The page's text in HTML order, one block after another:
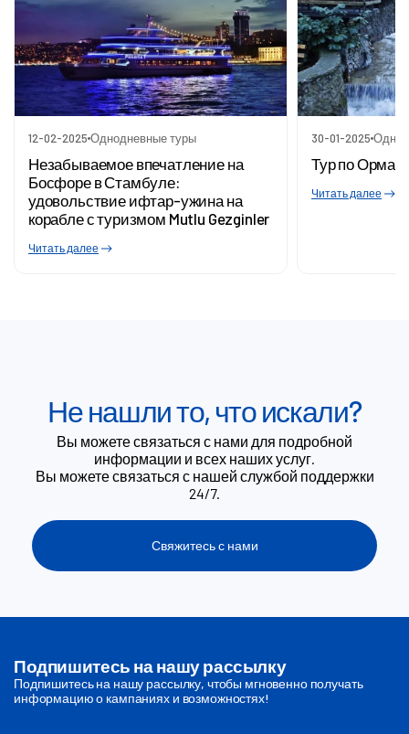
12-02-2025 Однодневные туры
Незабываемое впечатление на
Босфоре в Стамбуле:
удовольствие ифтар-ужина на
корабле с туризмом Mutlu Gezginler
Читать далее
30-01-2025
Тур по
Читать далее
Не нашли то, что искали?
Вы можете связаться с нами для подробной
информации и всех наших услуг.
Вы можете связаться с нашей службой поддержки
24/7.
Свяжитесь с нами
Подпишитесь на нашу рассылку
Подпишитесь на нашу рассылку, чтобы мгновенно получать
информацию о кампаниях и возможностях!